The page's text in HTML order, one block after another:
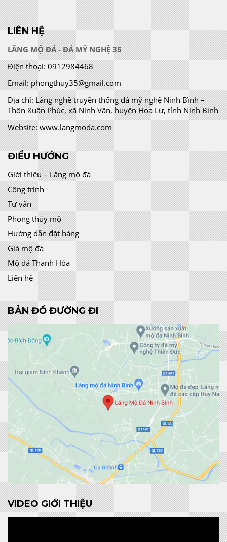
LIÊN HỆ
LĂNG MỘ ĐÁ - ĐÁ MỸ NGHỆ 35
Điện thoại: 0912984468
Email: phongthuy35@gmail.com
Địa chỉ:Làng nghề truyền thống đá mỹ nghệ Ninh Bình –
Thôn Xuân Phúc, xã Ninh Vân, huyện Hoa Lư, tỉnh Ninh Bình
Website: www.langmoda.com
ĐIỀU HƯỚNG
Giới thiệu – Lăng mộ đá
Công trình
Tư vấn
Phong thủy mộ
Hướng dẫn đặt hàng
Giá mộ đá
Mộ đá Thanh Hóa
Liên hệ
BẢN ĐỒ ĐƯỜNG ĐI
VIDEO GIỚI THIỆU